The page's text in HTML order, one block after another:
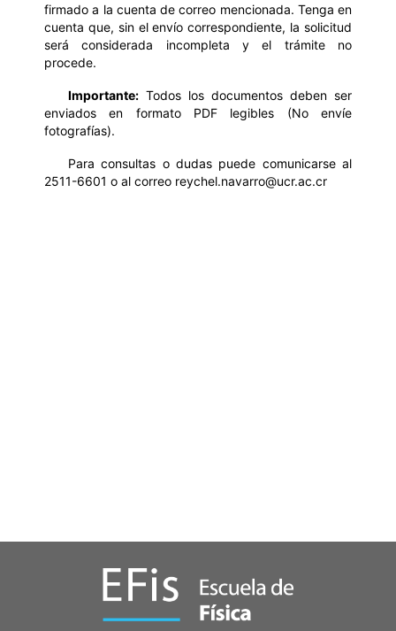
firmado a la cuenta de correo mencionada. Tenga en
cuenta que, sin el envío correspondiente, la solicitud
será considerada incompleta y el trámite no
procede.
Importante: Todos los documentos deben ser
enviados en formato PDF legibles (No envíe
fotografías).
Para consultas o dudas puede comunicarse al
2511-6601 o al correo reychel.navarro@ucr.ac.cr